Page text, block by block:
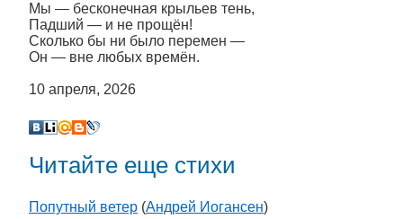
Мы — бесконечная крыльев тень,
Падший — и не прощён!
Сколько бы ни было перемен —
Он — вне любых времён.
10 апреля, 2026
Читайте еще стихи
Попутный ветер (Андрей Иогансен)